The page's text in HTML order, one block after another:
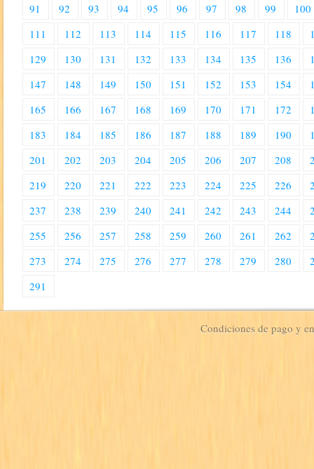
91
92 93 94 95 96 97 98 99
100
111
112 113 114 115 116 117 118
129
130 131 132 133 134 135 136
147
148 149 150 151 152 153 154
165
166 167 168 169 170 171 172
183
184 185 186 187 188 189 190
201
202 203 204 205 206 207 208
219
220 221 222 223 224 225 226
237
238 239 240 241 242 243 244
255
256 257 258 259 260 261 262
273
274 275 276 277 278 279 280
291
Condiciones de pago y